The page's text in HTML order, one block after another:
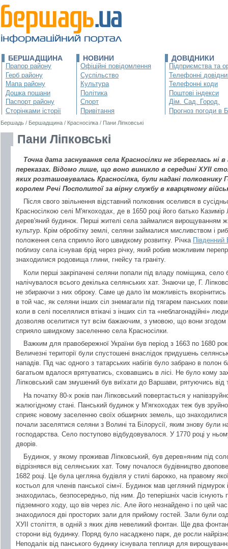
БЕРШАДЩИНА
Прапор району
Герб району
Мапа району
Дошка пошани
Паспорт району
Сторінками історії
НОВИНИ
Офіційні повідомлення
Суспільство
Культура
Політика
Спорт
Привітання
ДОВІДНИКИ
Підприємства та
Телефонні
Телефонні коди
Поштові індекси
Дім. Сад. Город.
Прогноз погоди в
Бершадь / Бершадщина / Красносілка / Пани Ліпковські
Пани Ліпковські
Точна дата заснування села Красносілки не збереглась ні
переказах. Відомо лише, що воно виникло в середині ХУІІ
яких розташовувалась Красносілка, були надані полковнику
королем Речі Посполитої за вірну службу в кварцяному
Після свого звільнення відставний полковник оселився в
Красносілкою селі М'ягкоходах, де в 1650 році його батько
дерев'яний будинок. Перші жителі села займалися вирощуванням
культур. Крім обробітку землі, селяни займалися мисливством і
положення села сприяло його швидкому розвитку. Річка Південний
поблизу села існував брід через річку, який робив можливим
знаходилися родовища глини, гнейсу та граніту.
Коли перші закріпачені селяни попали під владу поміщика,
налічувалося всього декілька селянських хат. Знаючи це, Г.
не збираючи з них оброку. Саме це дало їм можливість вкорінитись
в той час, як селяни інших сіл знемагали під тягарем панських
коли в селі поселялися втікачі з інших сіл та «неблагонадійні»
дозволяв оселитися тут всім бажаючим, з умовою, що вони згодом
сприяло швидкому заселенню села Красносілки.
Важким для правобережної України був період з 1663 по 1680
Величезні території були спустошені внаслідок придушень
нападів. Під час одного з татарських набігів було забрано в полон
багатьом вдалося врятуватись, сховавшись в лісі. Не було кому
Ліпковський сам змушений був виїхати до Варшави, рятуючись від
На початку 80-х років пан Ліпковський повертається у
жалюгідному стані. Панський будинок у М'ягкоходах теж був
сприяє новому заселенню своїх обширних земель, що знаходилися
почали заселятися селяни з Волині та Білорусії, яким знову були
господарства. Село поступово відбудовувалося. У 1770 році у
дворів.
Будинок, у якому проживав Ліпковський, був дерев»яним під
відрізнявся від селянських хат. Тому почалося будівництво
1682 році. Це була цегляна будівля у стилі барокко, на правому
костьол для членів панської сім»ї. Будинок мав цегляний підмурок
знаходилась, безпосередньо, під ним. До теперішніх часів існують
підземного ходу, що вів через ліс. Але його незнайдено і по цей
знаходилося дві просторих зали для прийому гостей. Зали були
ХУІІ століття, в одній з яких діяв невеликий фонтан. Ще два
сторони від будинку. Поряд було насаджено парк, де росли
Неподалік від панського будинку існувала теплиця для